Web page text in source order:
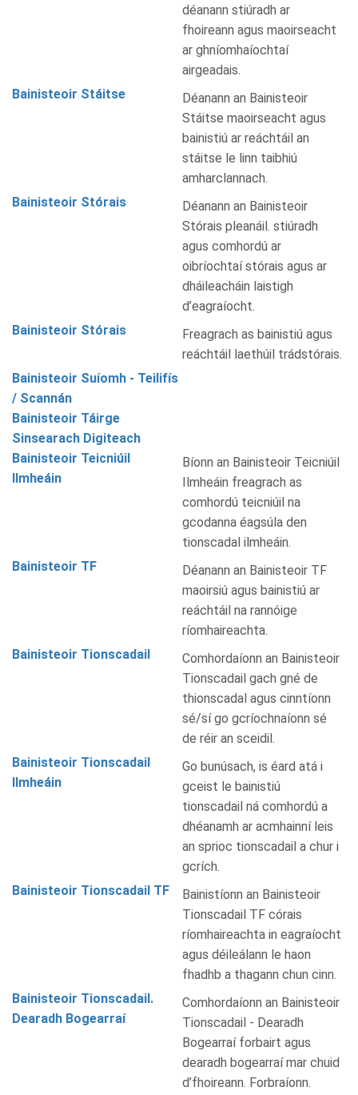
déanann stiúradh ar
fhoireann agus maoirseacht
ar ghníomhaíochtaí
airgeadais.
Bainisteoir Stáitse
Déanann an Bainisteoir
Stáitse maoirseacht agus
bainistiú ar reáchtáil an
stáitse le linn taibhiú
amharclannach.
Bainisteoir Stórais
Déanann an Bainisteoir
Stórais pleanáil. stiúradh
agus comhordú ar
oibríochtaí stórais agus ar
dháileacháin laistigh
d’eagraíocht.
Bainisteoir Stórais
Freagrach as bainistiú agus
reáchtáil laethúil trádstórais.
Bainisteoir Suíomh - Teilifís
/ Scannán
Bainisteoir Táirge
Sinsearach Digiteach
Bainisteoir Teicniúil
Ilmheáin
Bíonn an Bainisteoir Teicniúil
Ilmheáin freagrach as
comhordú teicniúil na
gcodanna éagsúla den
tionscadal ilmheáin.
Bainisteoir TF
Déanann an Bainisteoir TF
maoirsiú agus bainistiú ar
reáchtáil na rannóige
ríomhaireachta.
Bainisteoir Tionscadail
Comhordaíonn an Bainisteoir
Tionscadail gach gné de
thionscadal agus cinntíonn
sé/sí go gcríochnaíonn sé
de réir an sceidil.
Bainisteoir Tionscadail
Ilmheáin
Go bunúsach, is éard atá i
gceist le bainistiú
tionscadail ná comhordú a
dhéanamh ar acmhainní leis
an sprioc tionscadail a chur i
gcrích.
Bainisteoir Tionscadail TF
Bainistíonn an Bainisteoir
Tionscadail TF córais
ríomhaireachta in eagraíocht
agus déileálann le haon
fhadhb a thagann chun cinn.
Bainisteoir Tionscadail.
Dearadh Bogearraí
Comhordaíonn an Bainisteoir
Tionscadail - Dearadh
Bogearraí forbairt agus
dearadh bogearraí mar chuid
d’fhoireann. Forbraíonn.